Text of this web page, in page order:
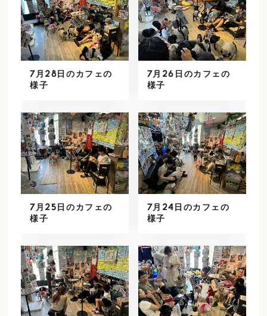
7月28日のカフェの
様子
7月26日のカフェの
様子
7月25日のカフェの
様子
7月24日のカフェの
様子